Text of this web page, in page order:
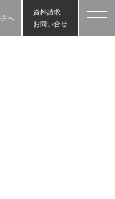
へ
資料請求･
お問い合せ